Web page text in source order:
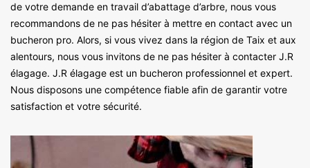
de votre demande en travail d’abattage d’arbre, nous vous
recommandons de ne pas hésiter à mettre en contact avec un
bucheron pro. Alors, si vous vivez dans la région de Taix et aux
alentours, nous vous invitons de ne pas hésiter à contacter J.R
élagage. J.R élagage est un bucheron professionnel et expert.
Nous disposons une compétence fiable afin de garantir votre
satisfaction et votre sécurité.